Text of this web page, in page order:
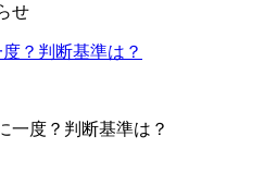
せ
一度？判断基準は？